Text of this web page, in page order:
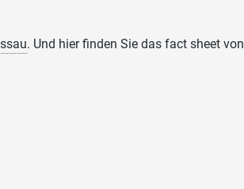
. Und hier finden Sie das fact sheet von